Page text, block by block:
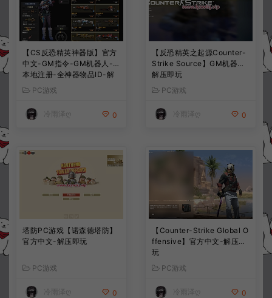
【CS反恐精英神器版】官方
中文-GM指令-GM机器人-
本地注册-全神器物品ID-解
压即玩
PC游戏
冷雨泽ღ 0
【反恐精英之起源Counter-
Strike Source】GM机器人-
解压即玩
PC游戏
冷雨泽ღ 0
塔防PC游戏【诺森德塔防】
官方中文-解压即玩
PC游戏
冷雨泽ღ 0
【Counter-Strike Global O
ffensive】官方中文-解压即
玩
PC游戏
冷雨泽ღ 0